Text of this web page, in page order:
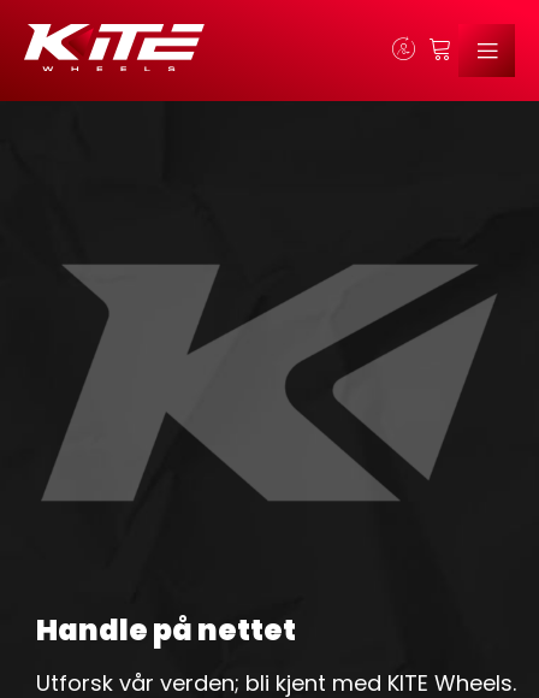
Handle på nettet
Utforsk vår verden; bli kjent med KITE Wheels.